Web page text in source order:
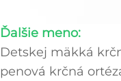
Ďalšie meno:
Detskej mäkká
penová krčná